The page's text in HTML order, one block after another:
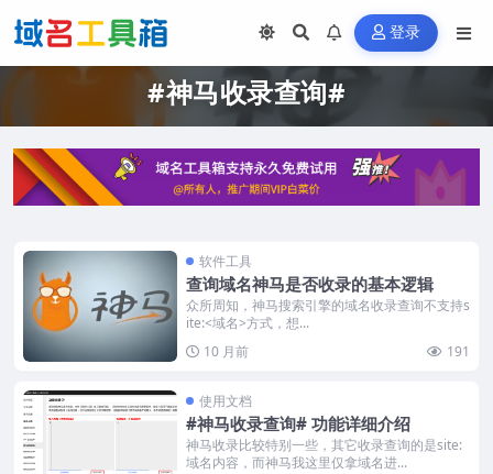
登录
#神马收录查询#
软件工具
查询域名神马是否收录的基本逻辑
众所周知，神马搜索引擎的域名收录查询不支持s
ite:<域名>方式，想...
10 月前
191
使用文档
#神马收录查询# 功能详细介绍
神马收录比较特别一些，其它收录查询的是site:
域名内容，而神马我这里仅拿域名进...